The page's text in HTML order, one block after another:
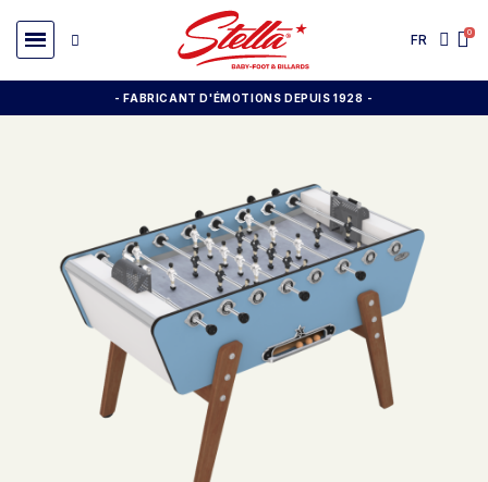
FR
- FABRICANT D'ÉMOTIONS DEPUIS 1928 -